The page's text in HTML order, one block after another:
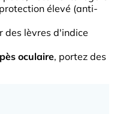
élevé (anti-
des lèvres d'indice
oculaire, portez des